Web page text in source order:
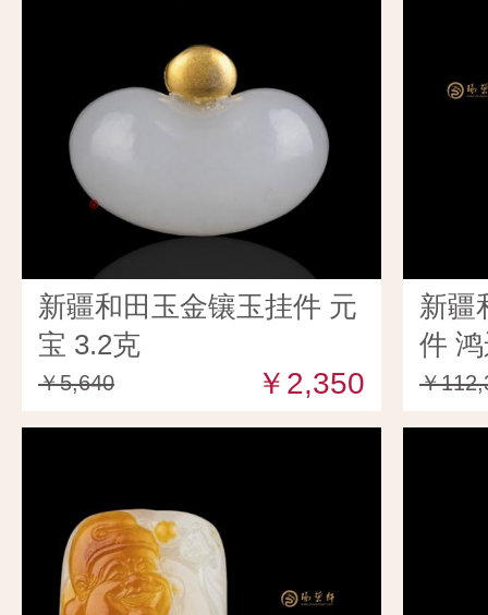
新疆和田玉金镶玉挂件 元
宝 3.2克
￥5,640 ￥2,350
新疆
件
￥